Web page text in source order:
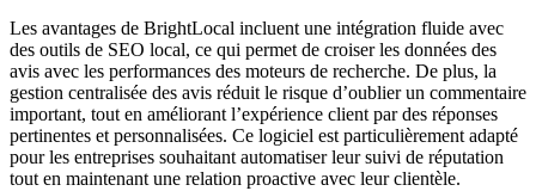
Les avantages de BrightLocal incluent une intégration fluide avec
des outils de SEO local, ce qui permet de croiser les données des
avis avec les performances des moteurs de recherche. De plus, la
gestion centralisée des avis réduit le risque d’oublier un commentaire
important, tout en améliorant l’expérience client par des réponses
pertinentes et personnalisées. Ce logiciel est particulièrement adapté
pour les entreprises souhaitant automatiser leur suivi de réputation
tout en maintenant une relation proactive avec leur clientèle.